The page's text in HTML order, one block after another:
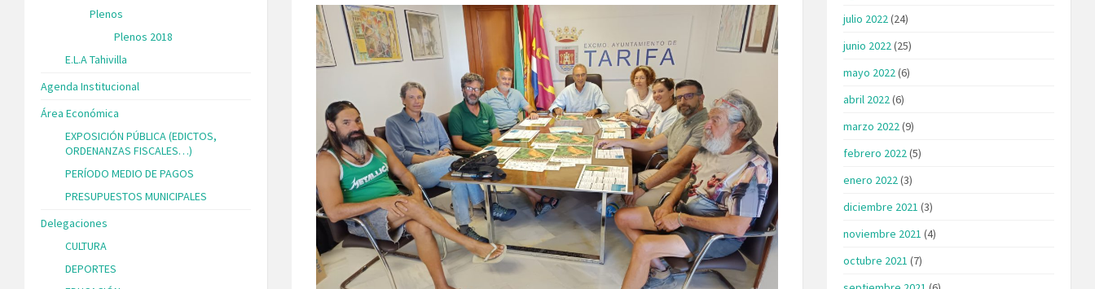
Plenos
Plenos 2018
E.L.A Tahivilla
Agenda Institucional
Área Económica
EXPOSICIÓN PÚBLICA (EDICTOS,
ORDENANZAS FISCALES…)
PERÍODO MEDIO DE PAGOS
PRESUPUESTOS MUNICIPALES
Delegaciones
CULTURA
DEPORTES
julio 2022 (24)
junio 2022 (25)
mayo 2022 (6)
abril 2022 (6)
marzo 2022 (9)
febrero 2022 (5)
enero 2022 (3)
diciembre 2021 (3)
noviembre 2021 (4)
octubre 2021 (7)